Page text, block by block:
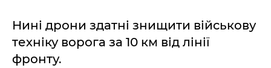
Нині дрони здатні знищити військову
техніку ворога за 10 км від лінії
фронту.